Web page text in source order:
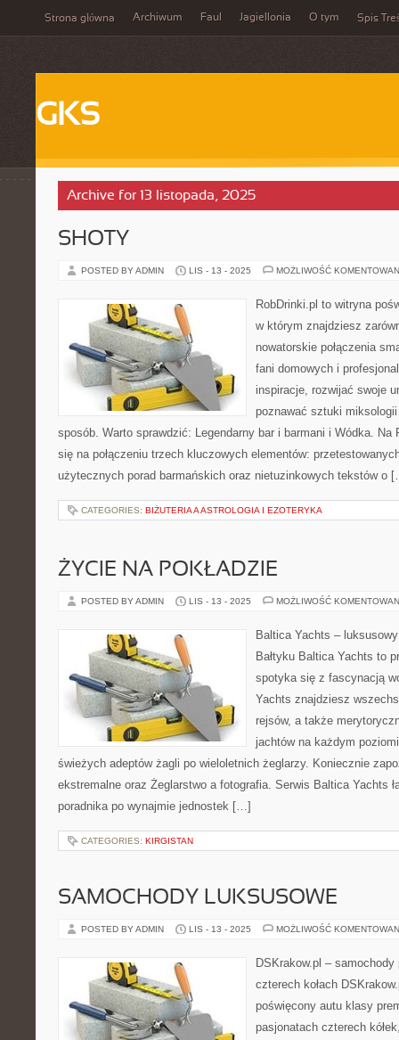
Strona główna Archiwum Faul Jagiellonia O tym Spis
GKS
Archive for 13 listopada, 2025
SHOTY
POSTED BY ADMIN LIS - 13 - 2025 MOŻLIWOŚĆ
RobDrinki.pl to witryna
w którym znajdziesz
nowatorskie połączenia
fani domowych i
inspiracje, rozwijać swoje
poznawać sztuki
sposób. Warto sprawdzić: Legendarny bar i barmani i Wódka. Na
się na połączeniu trzech kluczowych elementów:
użytecznych porad barmańskich oraz nietuzinkowych tekstów o
CATEGORIES: BIŻUTERIA A ASTROLOGIA I EZOTERYKA
ŻYCIE NA POKŁADZIE
POSTED BY ADMIN LIS - 13 - 2025 MOŻLIWOŚĆ
Baltica Yachts –
Bałtyku Baltica Yachts to
spotyka się z fascynacją
Yachts znajdziesz
rejsów, a także
jachtów na każdym
świeżych adeptów żagli po wieloletnich żeglarzy. Koniecznie
ekstremalne oraz Żeglarstwo a fotografia. Serwis Baltica Yachts
poradnika po wynajmie jednostek […]
CATEGORIES: KIRGISTAN
SAMOCHODY LUKSUSOWE
POSTED BY ADMIN LIS - 13 - 2025 MOŻLIWOŚĆ
DSKrakow.pl –
czterech kołach
poświęcony autu klasy
pasjonatach czterech